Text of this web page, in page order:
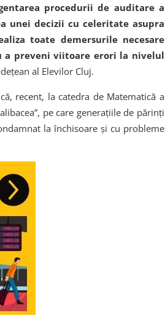
procedurii de auditare a
unei decizii cu celeritate asupra
toate demersurile necesare
a preveni viitoare erori la nivelul
al Elevilor Cluj.
recent, la catedra de Matematică a
pe care generațiile de părinți
la închisoare și cu probleme